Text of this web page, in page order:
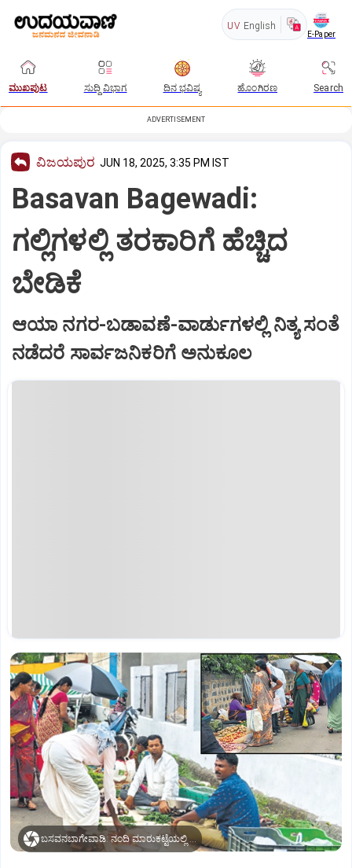
UV English
E-Paper
ಮುಖಪುಟ ಸುದ್ದಿ ವಿಭಾಗ ದಿನ ಭವಿಷ್ಯ ಹೊಂಗಿರಣ Search
ADVERTISEMENT
ವಿಜಯಪುರ JUN 18, 2025, 3:35 PM IST
Basavan Bagewadi:
ಗಲ್ಲಿಗಳಲ್ಲಿ ತರಕಾರಿಗೆ ಹೆಚ್ಚಿದ
ಬೇಡಿಕೆ‌
ಆಯಾ ನಗರ-ಬಡಾವಣೆ-ವಾರ್ಡುಗಳಲ್ಲಿ ನಿತ್ಯ ಸಂತೆ
ನಡೆದರೆ ಸಾರ್ವಜನಿಕರಿಗೆ ಅನುಕೂಲ
ಬಸವನಬಾಗೇವಾಡಿ: ನಂದಿ ಮಾರುಕಟ್ಟೆಯಲ್ಲಿ ತರಕಾರಿ ಮಾರಾಟ ಮಾಡಲಾಗುತ್ತಿದೆ.